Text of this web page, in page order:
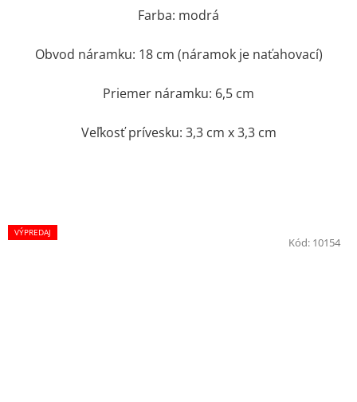
Farba: modrá
Obvod náramku: 18 cm (náramok je naťahovací)
Priemer náramku: 6,5 cm
Veľkosť prívesku: 3,3 cm x 3,3 cm
VÝPREDAJ
Kód: 10154